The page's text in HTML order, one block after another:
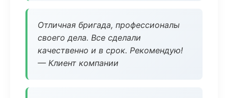
Отличная бригада, профессионалы
своего дела. Все сделали
качественно и в срок. Рекомендую!
— Клиент компании